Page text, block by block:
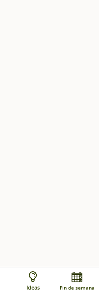
Ideas Fin de semana